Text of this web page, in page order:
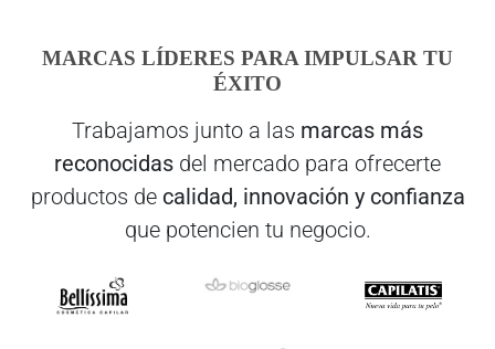
MARCAS LÍDERES PARA IMPULSAR TU
ÉXITO
Trabajamos junto a las marcas más
reconocidas del mercado para ofrecerte
productos de calidad, innovación y confianza
que potencien tu negocio.